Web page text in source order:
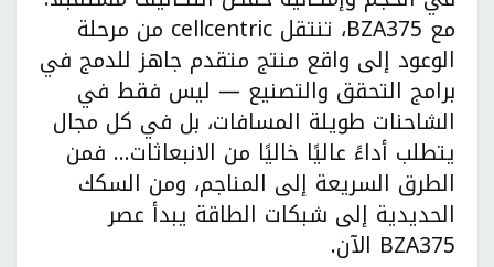
مع BZA375، تنتقل cellcentric من مرحلة
الوعود إلى واقع منتج متقدم جاهز للدمج في
برامج التحقق والتصنيع — ليس فقط في
الشاحنات طويلة المسافات، بل في كل مجال
يتطلب أداءً عاليًا خاليًا من الانبعاثات… فمن
الطرق السريعة إلى المناجم، ومن السكك
الحديدية إلى شبكات الطاقة يبدأ عصر
BZA375 الآن.